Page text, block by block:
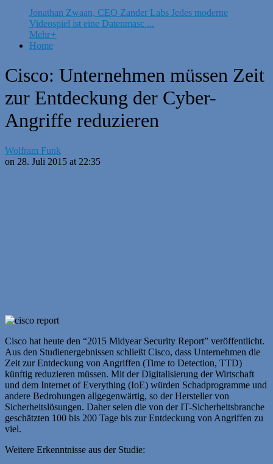
Jonathan Zwaan, CEO Zander Labs Jedes moderne
Videospiel ist eine Datenmasc ...
Mehr+
Home
Cisco: Unternehmen müssen Zeit
zur Entdeckung der Cyber-
Angriffe reduzieren
Wolfram Funk
on 28. Juli 2015 at 22:35
Cisco hat heute den “2015 Midyear Security Report” veröffentlicht.
Aus den Studienergebnissen schließt Cisco, dass Unternehmen die
Zeit zur Entdeckung von Angriffen (Time to Detection, TTD)
künftig reduzieren müssen. Mit der Digitalisierung der Wirtschaft
und dem Internet of Everything (IoE) würden Schadprogramme und
andere Bedrohungen allgegenwärtig, so der Hersteller von
Sicherheitslösungen. Daher seien die von der IT-Sicherheitsbranche
geschätzten 100 bis 200 Tage bis zur Entdeckung von Angriffen zu
viel.
Weitere Erkenntnisse aus der Studie: